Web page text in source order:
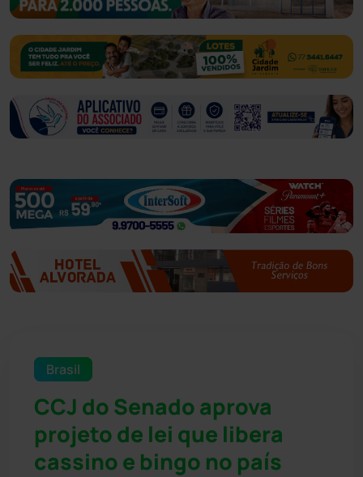
Brasil
CCJ do Senado aprova
projeto de lei que libera
cassino e bingo no país